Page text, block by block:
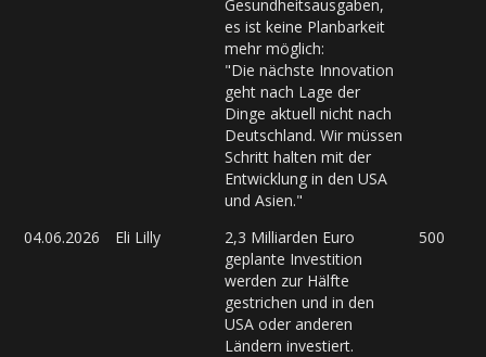
Gesundheitsausgaben,
es ist keine Planbarkeit
mehr möglich:
"Die nächste Innovation
geht nach Lage der
Dinge aktuell nicht nach
Deutschland. Wir müssen
Schritt halten mit der
Entwicklung in den USA
und Asien."
04.06.2026 Eli Lilly
2,3 Milliarden Euro
geplante Investition
werden zur Hälfte
gestrichen und in den
USA oder anderen
Ländern investiert.
500